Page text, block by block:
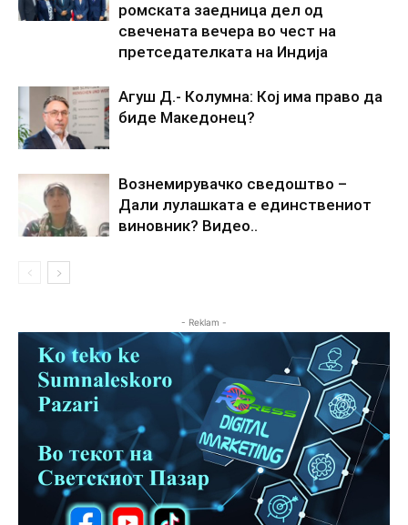
ромската заедница дел од
свечената вечера во чест на
претседателката на Индија
Агуш Д.- Колумна: Кој има право да
биде Македонец?
Вознемирувачко сведоштво –
Дали лулашката е единствениот
виновник? Видео..
- Reklam -